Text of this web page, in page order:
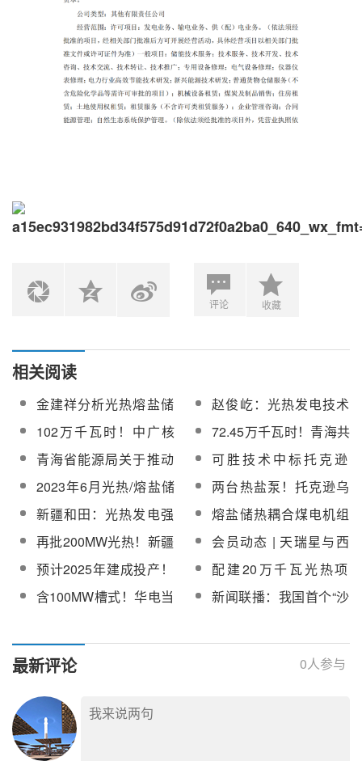
评论 收藏
相关阅读
金建祥分析光热熔盐储
能在新能源大基地中，
如何实现性能与经济性
兼顾
赵俊屹：光热发电技术
在沙戈荒新能源基地的
发展技术路线探讨
102万千瓦时！中广核
德令哈50MW光热示范
项目单日上网电量创新
高
72.45万千瓦时！青海共
和光热电站单日发电量
再创历史新高
青海省能源局关于推动
“十四五”光热发电项目规
模化发展的通知
可胜技术中标托克逊
100MW光热项目聚光集
热系统及安装
2023年6月光热/熔盐储
热相关中标项目及单位
一览
两台热盐泵！托克逊乌
斯通光热+光伏一体化项
目变频高温熔盐泵竞谈
采购
新疆和田：光热发电强
光热产业高质量发展后
劲
熔盐储热耦合煤电机组
调频调峰及安全供汽技
术
再批200MW光热！新疆
2023第一批市场化并网
新能源项目清单将发布
会员动态 | 天瑞星与西
班牙Exera及光之谦签署
战略合作协议
预计2025年建成投产！
哈密—重庆±800千伏特
高压直流工程在哈密市
配建20万千瓦光热项
目！中国能建西北院中
标内蒙古华电腾格里外
编制服务
含100MW槽式！华电当
标
新闻联播：我国首个“沙
最新评论 0人参与